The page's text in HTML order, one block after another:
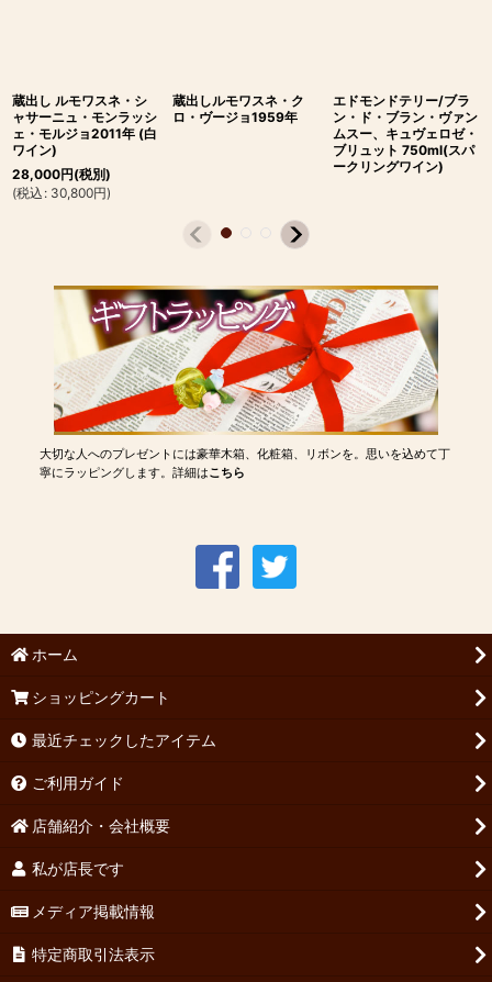
蔵出し ルモワスネ・シ
ャサーニュ・モンラッシ
ェ・モルジョ2011年 (白
ワイン)
28,000円(税別)
(税込 : 30,800円)
蔵出しルモワスネ・ク
ロ・ヴージョ1959年
エドモンドテリー/ブラ
ン・ド・ブラン・ヴァン
ムスー、キュヴェロゼ・
ブリュット 750ml(スパ
ークリングワイン)
大切な人へのプレゼントには豪華木箱、化粧箱、リボンを。思いを込めて丁
寧にラッピングします。詳細はこちら
ホーム
ショッピングカート
最近チェックしたアイテム
ご利用ガイド
店舗紹介・会社概要
私が店長です
メディア掲載情報
特定商取引法表示